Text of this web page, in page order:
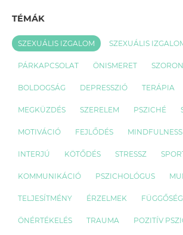
TÉMÁK
SZEXUÁLIS IZGALOM SZEXUÁLIS
PÁRKAPCSOLAT ÖNISMERET
BOLDOGSÁG DEPRESSZIÓ TERÁPIA
MEGKÜZDÉS SZERELEM PSZICHÉ
MOTIVÁCIÓ FEJLŐDÉS MINDFULNESS
INTERJÚ KÖTŐDÉS STRESSZ
KOMMUNIKÁCIÓ PSZICHOLÓGUS
TELJESÍTMÉNY ÉRZELMEK FÜGGŐSÉG
ÖNÉRTÉKELÉS TRAUMA POZITÍV